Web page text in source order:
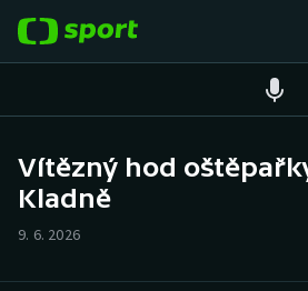
Hokej
Vítězný hod
Kladně
9. 6. 2026